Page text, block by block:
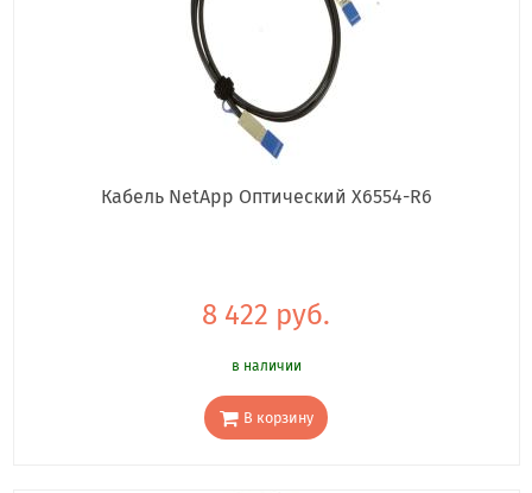
Кабель NetApp Оптический X6554-R6
8 422 руб.
в наличии
В корзину